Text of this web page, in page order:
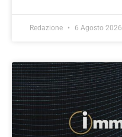
Redazione 6 Agosto 2026